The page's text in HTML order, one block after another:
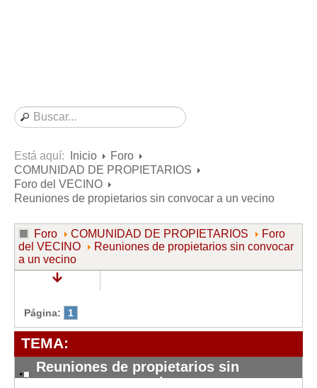
Contratos de Arrendamiento
De uso distinto al de vivienda
Otros contratos de Arrendamiento
Requerimientos y comunicaciones
Para contratos anteriores al 6 de junio de 2013
Para contratos de Renta Antigua
Formularios sobre Vivienda en Propiedad
Modelos de Contratos
Requerimientos y comunicaciones
Formularios sobre Propiedad Horizontal
Modelos de Convocatoria de Junta de Propietarios
Está aquí: Inicio
Foro
COMUNIDAD DE PROPIETARIOS
Foro del VECINO
Reuniones de propietarios sin convocar a un vecino
Foro COMUNIDAD DE PROPIETARIOS
Foro
del VECINO
Reuniones de propietarios sin convocar
a un vecino
Página: 1
TEMA:
Reuniones de propietarios sin
convocar a un vecino